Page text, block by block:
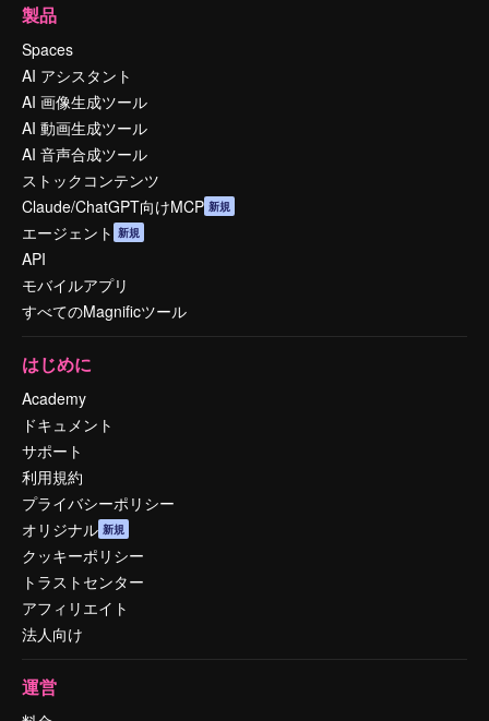
製品
Spaces
AI アシスタント
AI 画像生成ツール
AI 動画生成ツール
AI 音声合成ツール
ストックコンテンツ
Claude/ChatGPT向けMCP 新規
エージェント 新規
API
モバイルアプリ
すべてのMagnificツール
はじめに
Academy
ドキュメント
サポート
利用規約
プライバシーポリシー
オリジナル 新規
クッキーポリシー
トラストセンター
アフィリエイト
法人向け
運営